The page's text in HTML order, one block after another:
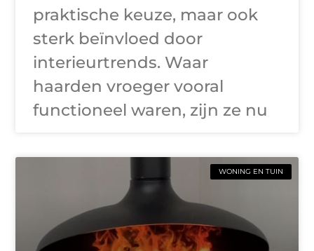
praktische keuze, maar ook
sterk beïnvloed door
interieurtrends. Waar
haarden vroeger vooral
functioneel waren, zijn ze nu
WONING EN TUIN